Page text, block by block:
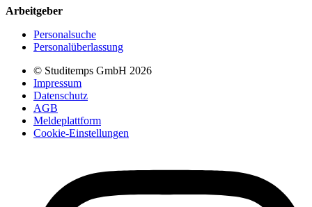
Arbeitgeber
Personalsuche
Personalüberlassung
© Studitemps GmbH 2026
Impressum
Datenschutz
AGB
Meldeplattform
Cookie-Einstellungen